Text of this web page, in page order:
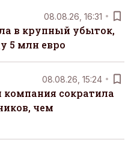
08.08.26, 16:31
в крупный убыток,
5 млн евро
08.08.26, 15:24
компания сократила
чем